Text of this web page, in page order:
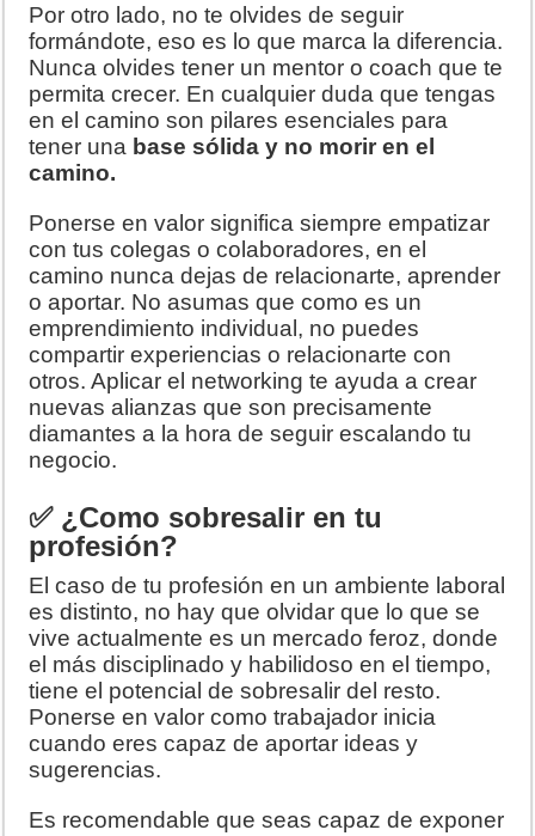
Por otro lado, no te olvides de seguir
formándote, eso es lo que marca la diferencia.
Nunca olvides tener un mentor o coach que te
permita crecer. En cualquier duda que tengas
en el camino son pilares esenciales para
tener una base sólida y no morir en el
camino.
Ponerse en valor significa siempre empatizar
con tus colegas o colaboradores, en el
camino nunca dejas de relacionarte, aprender
o aportar. No asumas que como es un
emprendimiento individual, no puedes
compartir experiencias o relacionarte con
otros. Aplicar el networking te ayuda a crear
nuevas alianzas que son precisamente
diamantes a la hora de seguir escalando tu
negocio.
✅ ¿Como sobresalir en tu
profesión?
El caso de tu profesión en un ambiente laboral
es distinto, no hay que olvidar que lo que se
vive actualmente es un mercado feroz, donde
el más disciplinado y habilidoso en el tiempo,
tiene el potencial de sobresalir del resto.
Ponerse en valor como trabajador inicia
cuando eres capaz de aportar ideas y
sugerencias.
Es recomendable que seas capaz de exponer